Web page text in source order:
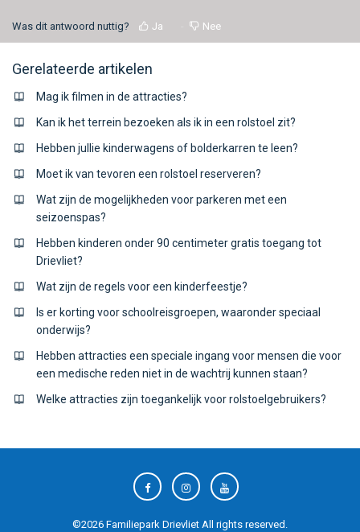
Was dit antwoord nuttig? Ja Nee
Gerelateerde artikelen
Mag ik filmen in de attracties?
Kan ik het terrein bezoeken als ik in een rolstoel zit?
Hebben jullie kinderwagens of bolderkarren te leen?
Moet ik van tevoren een rolstoel reserveren?
Wat zijn de mogelijkheden voor parkeren met een
seizoenspas?
Hebben kinderen onder 90 centimeter gratis toegang tot
Drievliet?
Wat zijn de regels voor een kinderfeestje?
Is er korting voor schoolreisgroepen, waaronder speciaal
onderwijs?
Hebben attracties een speciale ingang voor mensen die voor
een medische reden niet in de wachtrij kunnen staan?
Welke attracties zijn toegankelijk voor rolstoelgebruikers?
©2026 Familiepark Drievliet All rights reserved.